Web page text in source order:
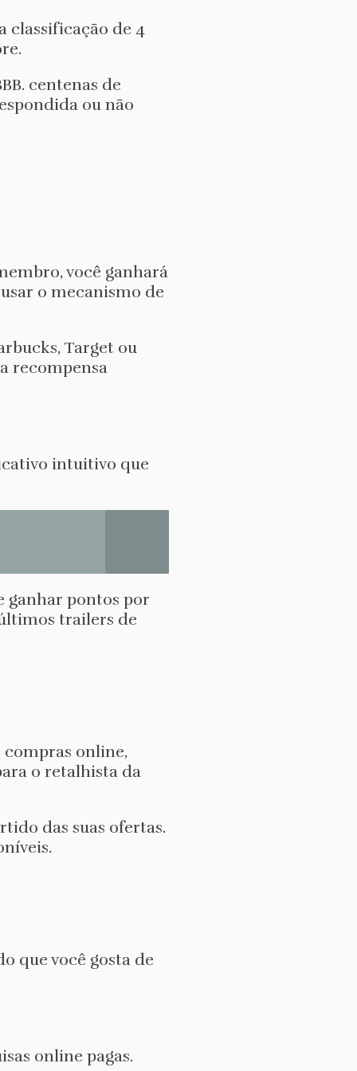
classificação de 4
centenas de
ou não
você ganhará
o mecanismo de
Target ou
recompensa
intuitivo que
ganhar pontos por
trailers de
compras online,
o retalhista da
das suas ofertas.
que você gosta de
online pagas.